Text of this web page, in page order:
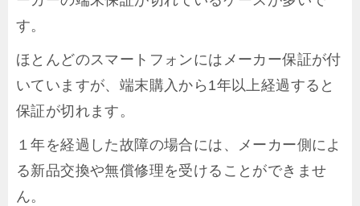
す。
ほとんどのスマートフォンにはメーカー保証が付
いていますが、端末購入から1年以上経過すると
保証が切れます。
１年を経過した故障の場合には、メーカー側によ
る新品交換や無償修理を受けることができませ
ん。